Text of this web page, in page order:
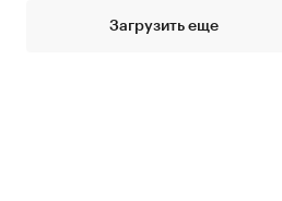
Загрузить еще